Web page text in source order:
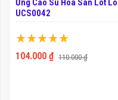
Ủng Cao Su Hoa San Lót
UCS0042
Xếp hạng:
100%
104.000 ₫ 110.000 ₫